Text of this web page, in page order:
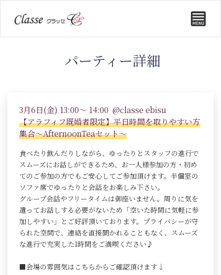
パーティー詳細
3月6日(金) 13:00～ 14:00 @classe ebisu
【アラフィフ既婚者限定】平日時間を取りやすい方
集合～AfternoonTeaセット～
食べたり飲んだりしながら、ゆったりとスタッフの進行で
スムーズにお話しができるため、お一人様参加の方・初め
てのご参加の方でもご安心してご参加頂けます。半個室の
ソファ席でゆったりと会話をお楽しみ下さい。
グループ会話やフリータイムは御座いません。周りに気を
遣ってお話しする必要がないため「空いた時間に気軽に参
加しやすい」とご好評頂いております。プライバシーが守
られた空間で、連絡を直接聞かれることもなく、スムーズ
な進行で充実した1時間をご満喫ください♪
■会場の雰囲気はこちらからご確認頂けます↓